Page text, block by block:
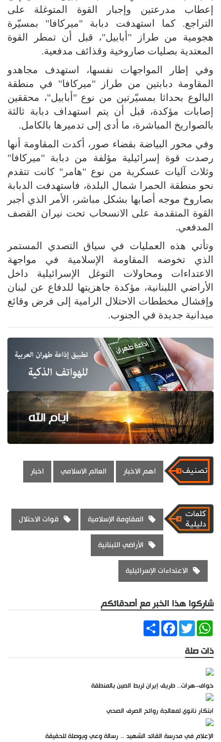
إعطاب مدرعتين وإجبار القوة المتوغلة على
التراجع. كما استهدفت دبابة "ميركافا" بمسيّرة
هجومية من طراز "أبابيل"، قبل أن تمطر القوة
المعتدية بصليات صاروخية وقذائف مدفعية.
وفي إطار المواجهات نفسها، استهدف مجاهدو
المقاومة دبابتين من طراز "ميركافا" في منطقة
البالوع بحداثا بمسيّرتين من نوع "أبابيل"، محققين
إصابات مؤكدة، قبل أن يتم استهداف دبابة ثالثة
بالصواريخ المباشرة، ما أدى إلى تدميرها بالكامل.
وفي محور البياضة بقضاء صور، أكدت المقاومة أنها
رصدت قوة إسرائيلية مؤلفة من دبابة "ميركافا"
وثلاث آليات عسكرية من نوع "هامر" كانت تتقدم
نحو منطقة الحمرا شمال البلدة، فاستهدفت الدبابة
بصاروخ موجه أصابها بشكل مباشر، الأمر الذي أجبر
القوة المتقدمة على الانسحاب تحت نيران القصف
المدفعي.
وتأتي هذه العمليات في سياق التصدي المستمر
الذي تخوضه المقاومة الإسلامية في مواجهة
الاعتداءات ومحاولات التوغل الإسرائيلية داخل
الأراضي اللبنانية، مؤكدة جاهزيتها للدفاع عن لبنان
وإفشال مخططات الاحتلال الرامية إلى فرض وقائع
ميدانية جديدة في الجنوب.
اهم الاخبار العالم الاسلامي اخبار
المقاومة الإسلامية قوات الاحتلال
الأراضي اللبنانية
الاعتداءات الإسرائيلية
شاركوا هذا الخبر مع أصدقائكم
ShareFacebookTwitter
WhatsApp
ذات صلة
خواف–هرات.. طريق إيران لربط الصين بالمنطقة
ابتكار نانوي لمعالجة روائح الصرف الصحي
الإعلام في مدرسة القائد الشهيد .. رسالة وعي وبوصلة للحقيقة